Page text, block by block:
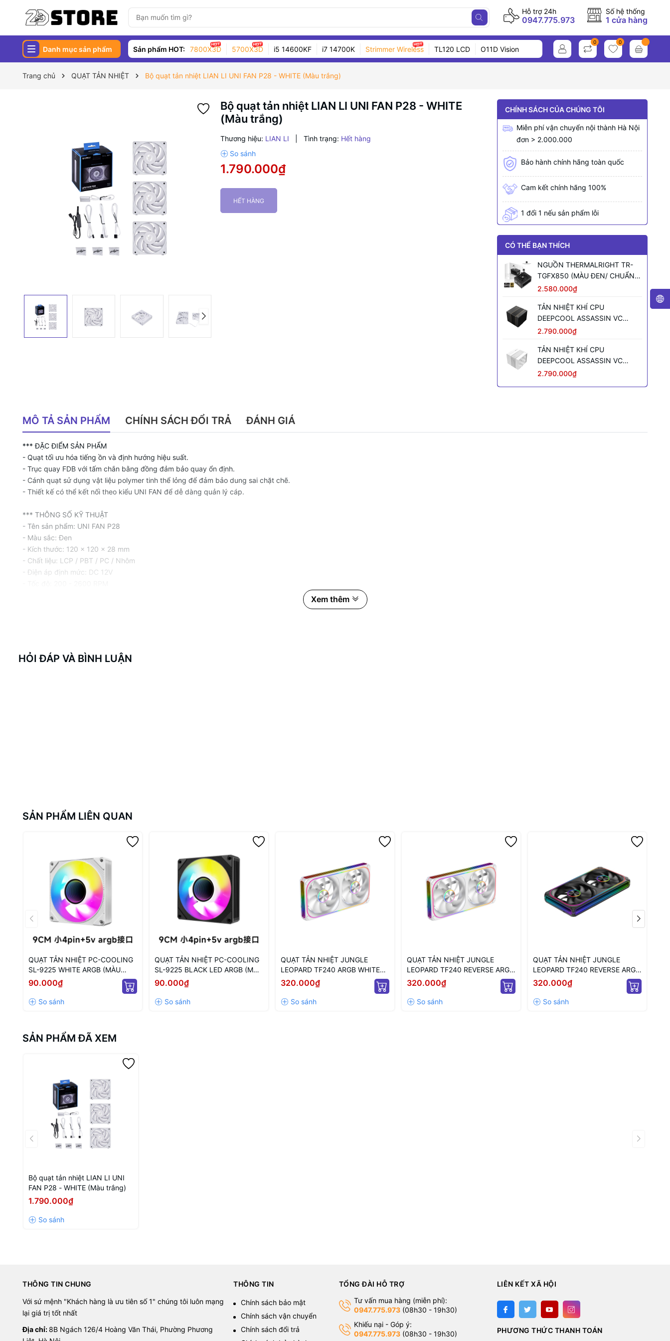
Hỗ trợ 24h
0947.775.973
Số hệ thống
1 cửa hàng
Danh mục sản phẩm Sản phẩm HOT: 7800X3D 5700X3D i5 14600KF i7 14700K Strimmer Wireless TL120 LCD O11D Vision
0 0
Trang chủ QUẠT TẢN NHIỆT Bộ quạt tản nhiệt LIAN LI UNI FAN P28 - WHITE (Màu trắng)
Bộ quạt tản nhiệt LIAN LI UNI FAN P28 - WHITE
(Màu trắng)
Thương hiệu: LIAN LI Tình trạng: Hết hàng
1.790.000₫
HẾT HÀNG
CHÍNH SÁCH CỦA CHÚNG TÔI
Miễn phí vận chuyển nội thành Hà Nội
đơn > 2.000.000
Bảo hành chính hãng toàn quốc
Cam kết chính hãng 100%
1 đổi 1 nếu sản phẩm lỗi
CÓ THỂ BẠN THÍCH
NGUỒN THERMALRIGHT TR-
TGFX850 (MÀU ĐEN/ CHUẨN
SFX/ FULL MODULAR/ 850W)
2.580.000₫
TẢN NHIỆT KHÍ CPU
DEEPCOOL ASSASSIN VC
ELITE (MÀU ĐEN)
2.790.000₫
TẢN NHIỆT KHÍ CPU
DEEPCOOL ASSASSIN VC
ELITE WH WH (MÀU TRẮNG)
2.790.000₫
MÔ TẢ SẢN PHẨM CHÍNH SÁCH ĐỔI TRẢ ĐÁNH GIÁ
*** ĐẶC ĐIỂM SẢN PHẨM
- Quạt tối ưu hóa tiếng ồn và định hướng hiệu suất.
- Trục quay FDB với tấm chắn bằng đồng đảm bảo quay ổn định.
- Cánh quạt sử dụng vật liệu polymer tinh thể lỏng để đảm bảo dung sai chặt chẽ.
- Thiết kế có thể kết nối theo kiểu UNI FAN để dễ dàng quản lý cáp.
*** THÔNG SỐ KỸ THUẬT
- Tên sản phẩm: UNI FAN P28
- Màu sắc: Đen
- Kích thước: 120 x 120 x 28 mm
- Chất liệu: LCP / PBT / PC / Nhôm
- Điện áp định mức: DC 12V
ĐÓNG GÓI
- 1 x Quạt tản nhiệt Lian Li UNI FAN P28
Xem thêm
HỎI ĐÁP VÀ BÌNH LUẬN
SẢN PHẨM LIÊN QUAN
QUẠT TẢN NHIỆT PC-COOLING
SL-9225 WHITE ARGB (MÀU
TRẮNG/ 9CM/ LED TÂM ARGB
VÔ CỰC)
90.000₫
QUẠT TẢN NHIỆT PC-COOLING
SL-9225 BLACK LED ARGB (MÀU
ĐEN/ 9CM/ LED TÂM VÔ CỰC)
90.000₫
QUẠT TẢN NHIỆT JUNGLE
LEOPARD TF240 ARGB WHITE
(MÀU TRẮNG/ XUÔI)
320.000₫
QUẠT TẢN NHIỆT JUNGLE
LEOPARD TF240 REVERSE ARGB
WHITE (MÀU TRẮNG/ CÁNH
320.000₫
QUẠT TẢN NHIỆT JUNGLE
LEOPARD TF240 REVERSE ARGB
BLACK (MÀU ĐEN/ CÁNH
320.000₫
SẢN PHẨM ĐÃ XEM
Bộ quạt tản nhiệt LIAN LI UNI
FAN P28 - WHITE (Màu trắng)
1.790.000₫
THÔNG TIN CHUNG
Với sứ mệnh "Khách hàng là ưu tiên số 1" chúng tôi luôn mạng
lại giá trị tốt nhất
Địa chỉ: 8B Ngách 126/4 Hoàng Văn Thái, Phường Phương
THÔNG TIN
Chính sách bảo mật
Chính sách vận chuyển
Chính sách đổi trả
TỔNG ĐÀI HỖ TRỢ
Tư vấn mua hàng (miễn phí):
0947.775.973(08h30 - 19h30)
Khiếu nại - Góp ý:
0947.775.973(08h30 - 19h30)
LIÊN KẾT XÃ HỘI
PHƯƠNG THỨC THANH TOÁN